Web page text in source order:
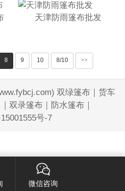
天津防雨篷布批发
8 9 10 8/10 >>
双绿篷布｜货车
双录篷布｜防水篷布｜
号-7
微信咨询